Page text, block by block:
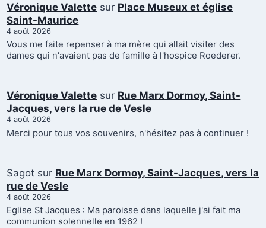
Véronique Valette sur Place Museux et église
Saint-Maurice
4 août 2026
Vous me faite repenser à ma mère qui allait visiter des
dames qui n'avaient pas de famille à l'hospice Roederer.
Véronique Valette sur Rue Marx Dormoy, Saint-
Jacques, vers la rue de Vesle
4 août 2026
Merci pour tous vos souvenirs, n'hésitez pas à continuer !
Sagot sur Rue Marx Dormoy, Saint-Jacques, vers la
rue de Vesle
4 août 2026
Eglise St Jacques : Ma paroisse dans laquelle j'ai fait ma
communion solennelle en 1962 !